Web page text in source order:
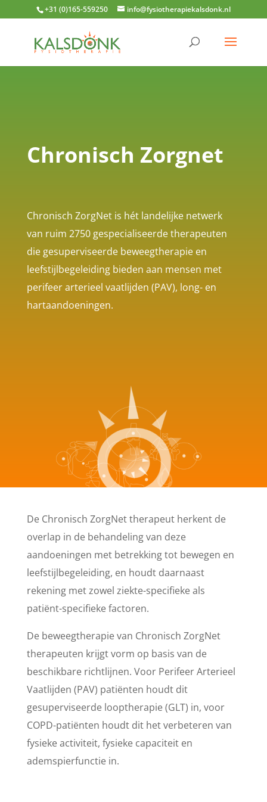
+31 (0)165-559250 info@fysiotherapiekalsdonk.nl
Chronisch Zorgnet
Chronisch ZorgNet is hét landelijke netwerk
van ruim 2750 gespecialiseerde therapeuten
die gesuperviseerde beweegtherapie en
leefstijlbegeleiding bieden aan mensen met
perifeer arterieel vaatlijden (PAV), long- en
hartaandoeningen.
De Chronisch ZorgNet therapeut herkent de
overlap in de behandeling van deze
aandoeningen met betrekking tot bewegen en
leefstijlbegeleiding, en houdt daarnaast
rekening met zowel ziekte-specifieke als
patiënt-specifieke factoren.
De beweegtherapie van Chronisch ZorgNet
therapeuten krijgt vorm op basis van de
beschikbare richtlijnen. Voor Perifeer Arterieel
Vaatlijden (PAV) patiënten houdt dit
gesuperviseerde looptherapie (GLT) in, voor
COPD-patiënten houdt dit het verbeteren van
fysieke activiteit, fysieke capaciteit en
ademspierfunctie in.